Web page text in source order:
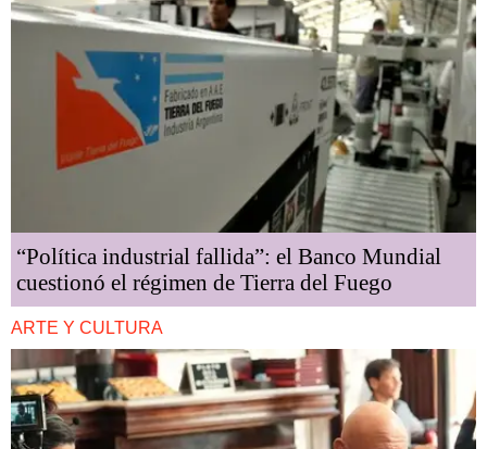
“Política industrial fallida”: el Banco Mundial
cuestionó el régimen de Tierra del Fuego
ARTE Y CULTURA